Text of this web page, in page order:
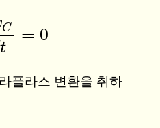
C
t
= 0
플라스 변환을 취하